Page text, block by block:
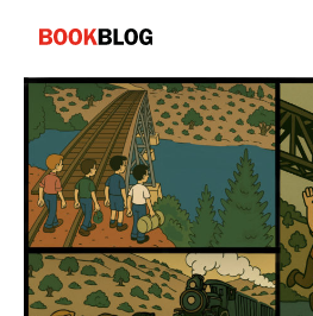
contenuto
Bookblog